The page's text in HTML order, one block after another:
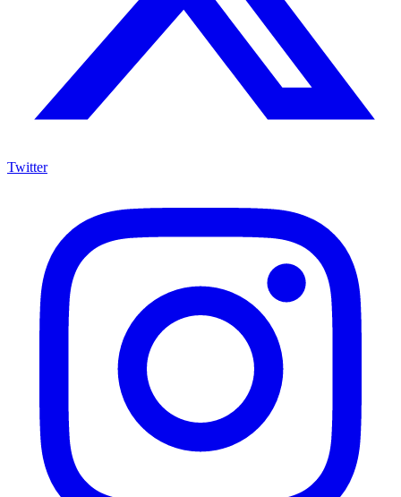
Twitter